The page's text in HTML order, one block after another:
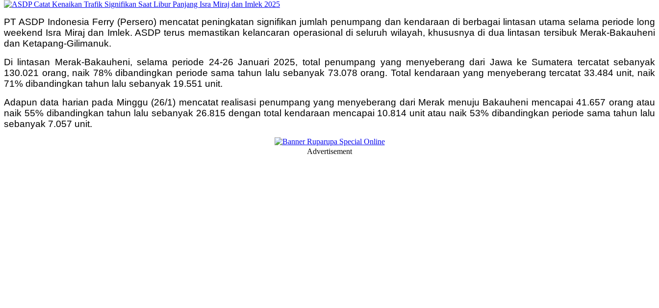
PT ASDP Indonesia Ferry (Persero) mencatat peningkatan signifikan jumlah penumpang dan kendaraan di berbagai lintasan utama selama periode long
weekend Isra Miraj dan Imlek. ASDP terus memastikan kelancaran operasional di seluruh wilayah, khususnya di dua lintasan tersibuk Merak-Bakauheni
dan Ketapang-Gilimanuk.
Di lintasan Merak-Bakauheni, selama periode 24-26 Januari 2025, total penumpang yang menyeberang dari Jawa ke Sumatera tercatat sebanyak
130.021 orang, naik 78% dibandingkan periode sama tahun lalu sebanyak 73.078 orang. Total kendaraan yang menyeberang tercatat 33.484 unit, naik
71% dibandingkan tahun lalu sebanyak 19.551 unit.
Adapun data harian pada Minggu (26/1) mencatat realisasi penumpang yang menyeberang dari Merak menuju Bakauheni mencapai 41.657 orang atau
naik 55% dibandingkan tahun lalu sebanyak 26.815 dengan total kendaraan mencapai 10.814 unit atau naik 53% dibandingkan periode sama tahun lalu
sebanyak 7.057 unit.
Advertisement